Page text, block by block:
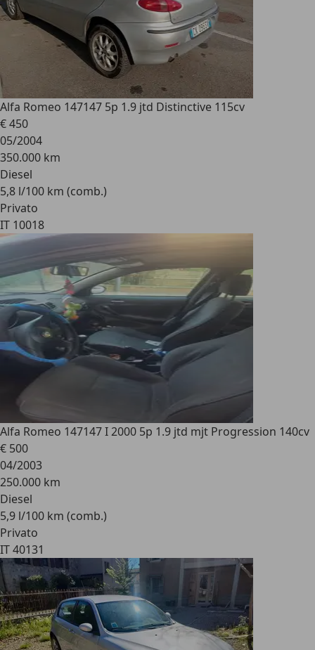
Alfa Romeo 147147 5p 1.9 jtd Distinctive 115cv
€ 450
05/2004
350.000 km
Diesel
5,8 l/100 km (comb.)
Privato
IT 10018
Alfa Romeo 147147 I 2000 5p 1.9 jtd mjt Progression 140cv
€ 500
04/2003
250.000 km
Diesel
5,9 l/100 km (comb.)
Privato
IT 40131